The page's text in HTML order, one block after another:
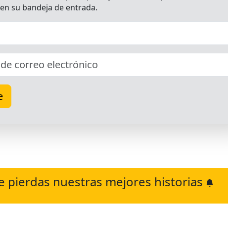
pierdas nuestras mejores historias